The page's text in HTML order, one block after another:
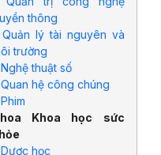
thông
Quản lý tài nguyên và
trường
Nghệ thuật số
Quan hệ công chúng
Phim
Khoa học sức
Dược học